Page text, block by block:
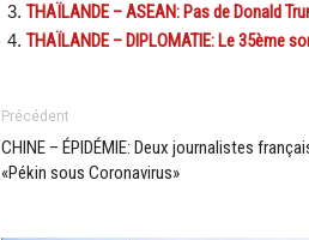
THAÏLANDE – ASEAN: Pas de Donald
THAÏLANDE – DIPLOMATIE: Le 35ème
Précédent
CHINE – ÉPIDÉMIE: Deux journalistes
«Pékin sous Coronavirus»